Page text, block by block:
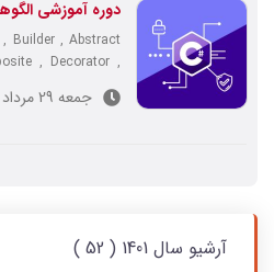
)
Builder , Abstract
, Decorator ,
, Iterator , M ...
جمعه 29 مرداد 1400
آرشیو سال 1401 ( 52 )